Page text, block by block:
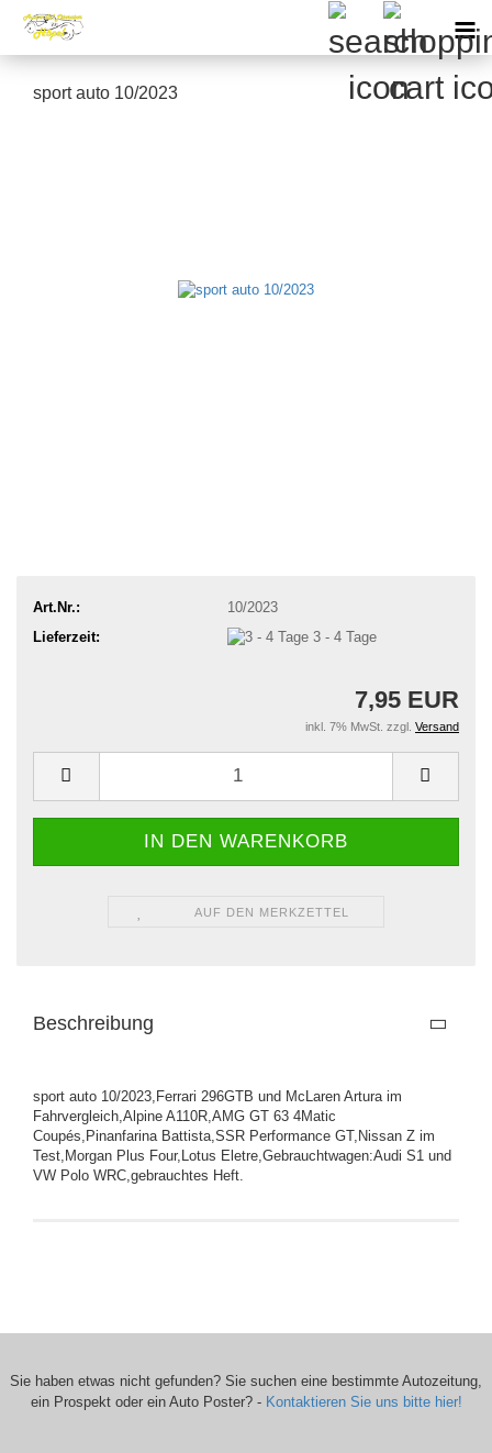
sport auto 10/2023
Art.Nr.:
10/2023
Lieferzeit:
3 - 4 Tage
7,95 EUR
inkl. 7% MwSt. zzgl. Versand
AUF DEN MERKZETTEL
Beschreibung
sport auto 10/2023,Ferrari 296GTB und McLaren Artura im
Fahrvergleich,Alpine A110R,AMG GT 63 4Matic
Coupés,Pinanfarina Battista,SSR Performance GT,Nissan Z im
Test,Morgan Plus Four,Lotus Eletre,Gebrauchtwagen:Audi S1 und
VW Polo WRC,gebrauchtes Heft.
Sie haben etwas nicht gefunden? Sie suchen eine bestimmte Autozeitung,
ein Prospekt oder ein Auto Poster? - Kontaktieren Sie uns bitte hier!